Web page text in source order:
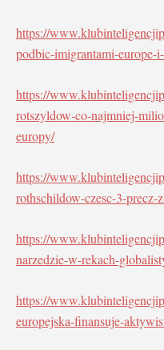
https://
podbic-imigrantami-europe-
https://
rotszyldow-co-najmniej-
europy/
https://
rothschildow-czesc-3-precz-
https://
narzedzie-w-rekach-
https://
europejska-finansuje-